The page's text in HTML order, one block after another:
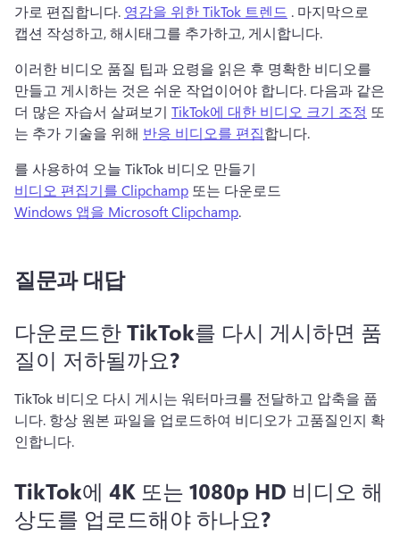
가로 편집합니다. 영감을 위한 TikTok 트렌드 . 마지막으로
캡션 작성하고, 해시태그를 추가하고, 게시합니다.
이러한 비디오 품질 팁과 요령을 읽은 후 명확한 비디오를
만들고 게시하는 것은 쉬운 작업이어야 합니다. 다음과 같은
더 많은 자습서 살펴보기 TikTok에 대한 비디오 크기 조정 또
는 추가 기술을 위해 반응 비디오를 편집합니다.
를 사용하여 오늘 TikTok 비디오 만들기
비디오 편집기를 Clipchamp 또는 다운로드
Windows 앱을 Microsoft Clipchamp.
질문과 대답
다운로드한 TikTok를 다시 게시하면 품
질이 저하될까요?
TikTok 비디오 다시 게시는 워터마크를 전달하고 압축을 풉
니다. 항상 원본 파일을 업로드하여 비디오가 고품질인지 확
인합니다.
TikTok에 4K 또는 1080p HD 비디오 해
상도를 업로드해야 하나요?